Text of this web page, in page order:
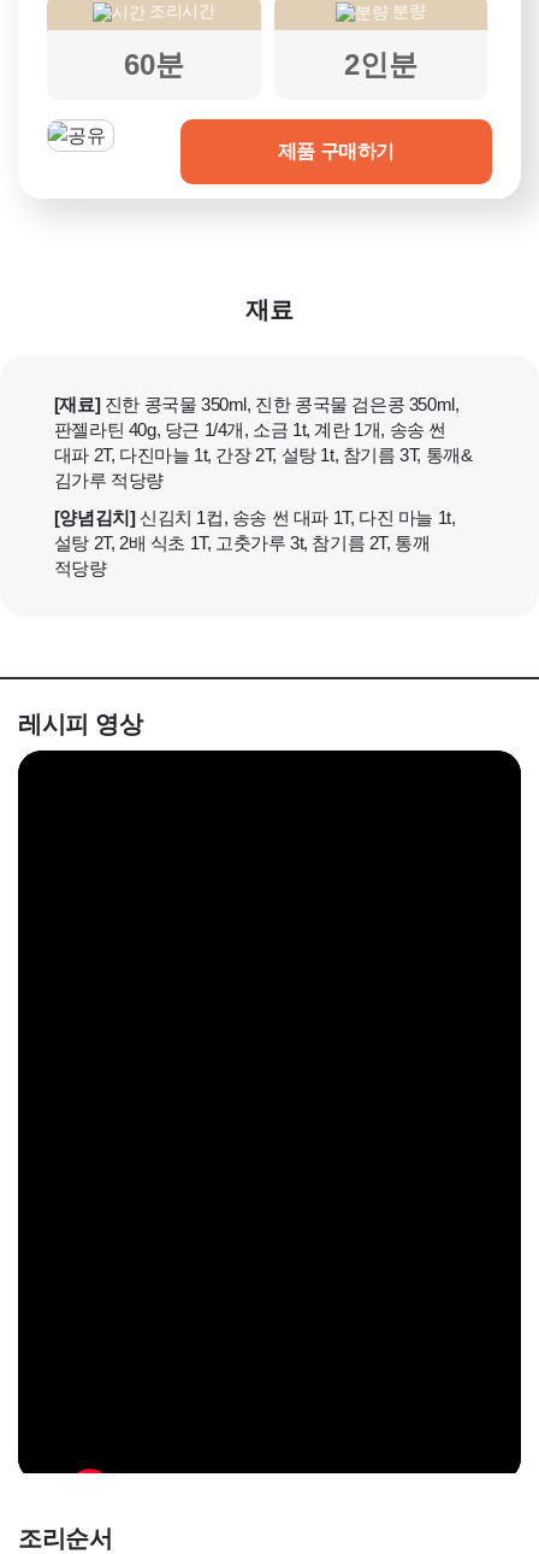
조리시간
60분
분량
2인분
제품 구매하기
재료
[재료]진한 콩국물 350ml, 진한 콩국물 검은콩 350ml,
판젤라틴 40g, 당근 1/4개, 소금 1t, 계란 1개, 송송 썬
대파 2T, 다진마늘 1t, 간장 2T, 설탕 1t, 참기름 3T, 통깨&
김가루 적당량
[양념김치]신김치 1컵, 송송 썬 대파 1T, 다진 마늘 1t,
설탕 2T, 2배 식초 1T, 고춧가루 3t, 참기름 2T, 통깨
적당량
레시피 영상
조리순서